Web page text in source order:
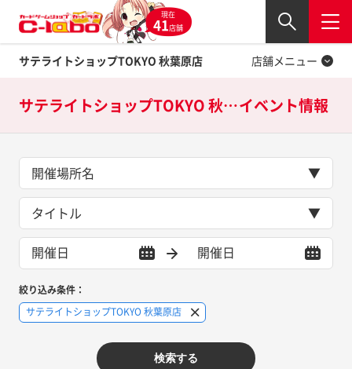
現在
41店舗
サテライトショップTOKYO 秋葉原店
閉じる
店舗メニュー
Twitter
サテライトショップTOKYO 秋葉原店のイベント情報
開催場所名
タイトル
絞り込み条件：
サテライトショップTOKYO 秋葉原店
検索する